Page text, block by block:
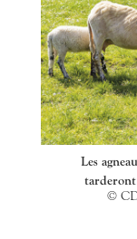
Les
tarderont
©